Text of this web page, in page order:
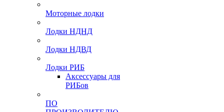
Моторные лодки
Лодки НДНД
Лодки НДВД
Лодки РИБ
Аксессуары для
РИБов
ПО